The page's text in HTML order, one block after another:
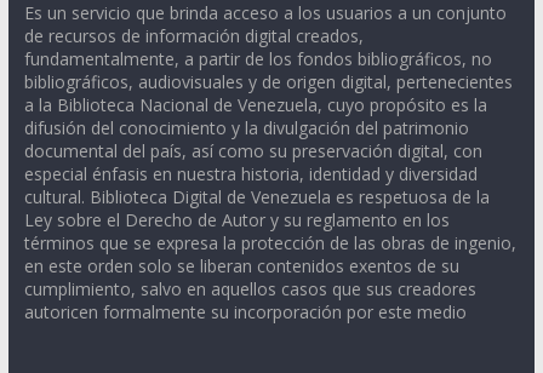
Es un servicio que brinda acceso a los usuarios a un conjunto
de recursos de información digital creados,
fundamentalmente, a partir de los fondos bibliográficos, no
bibliográficos, audiovisuales y de origen digital, pertenecientes
a la Biblioteca Nacional de Venezuela, cuyo propósito es la
difusión del conocimiento y la divulgación del patrimonio
documental del país, así como su preservación digital, con
especial énfasis en nuestra historia, identidad y diversidad
cultural. Biblioteca Digital de Venezuela es respetuosa de la
Ley sobre el Derecho de Autor y su reglamento en los
términos que se expresa la protección de las obras de ingenio,
en este orden solo se liberan contenidos exentos de su
cumplimiento, salvo en aquellos casos que sus creadores
autoricen formalmente su incorporación por este medio